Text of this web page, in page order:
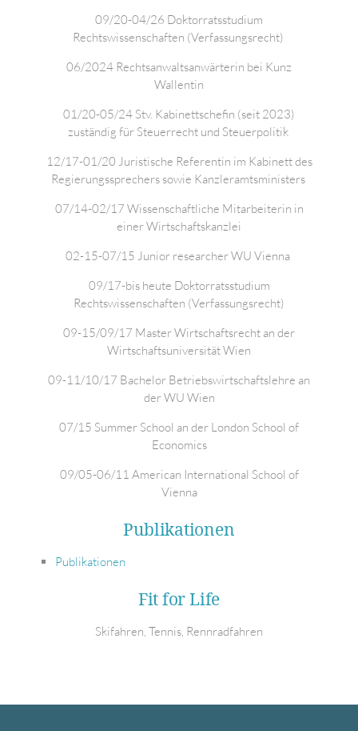
09/20-04/26 Doktorratsstudium
Rechtswissenschaften (Verfassungsrecht)
06/2024 Rechtsanwaltsanwärterin bei Kunz
Wallentin
01/20-05/24 Stv. Kabinettschefin (seit 2023)
zuständig für Steuerrecht und Steuerpolitik
12/17-01/20 Juristische Referentin im Kabinett des
Regierungssprechers sowie Kanzleramtsministers
07/14-02/17 Wissenschaftliche Mitarbeiterin in
einer Wirtschaftskanzlei
02-15-07/15 Junior researcher WU Vienna
09/17-bis heute Doktorratsstudium
Rechtswissenschaften (Verfassungsrecht)
09-15/09/17 Master Wirtschaftsrecht an der
Wirtschaftsuniversität Wien
09-11/10/17 Bachelor Betriebswirtschaftslehre an
der WU Wien
07/15 Summer School an der London School of
Economics
09/05-06/11 American International School of
Vienna
Publikationen
Publikationen
Fit for Life
Skifahren, Tennis, Rennradfahren